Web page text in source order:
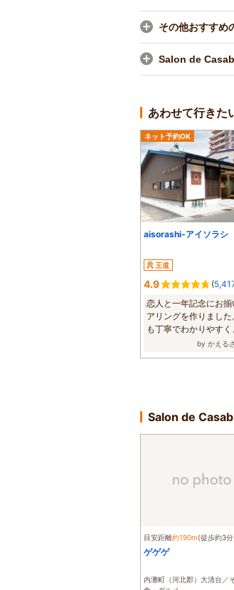
その他おすすめ
Salon de
あわせて行きた
ネット予約OK
aisorashi-アイソラシ
王道
4.9 (
恋人と一年記念にお揃
アリングを作りまし
も丁寧でわかりやすく
ている最中も...by かえる
Salon de
目安距離約190m(徒歩約3
ゲゲゲ
内灘町（河北郡）大清台／